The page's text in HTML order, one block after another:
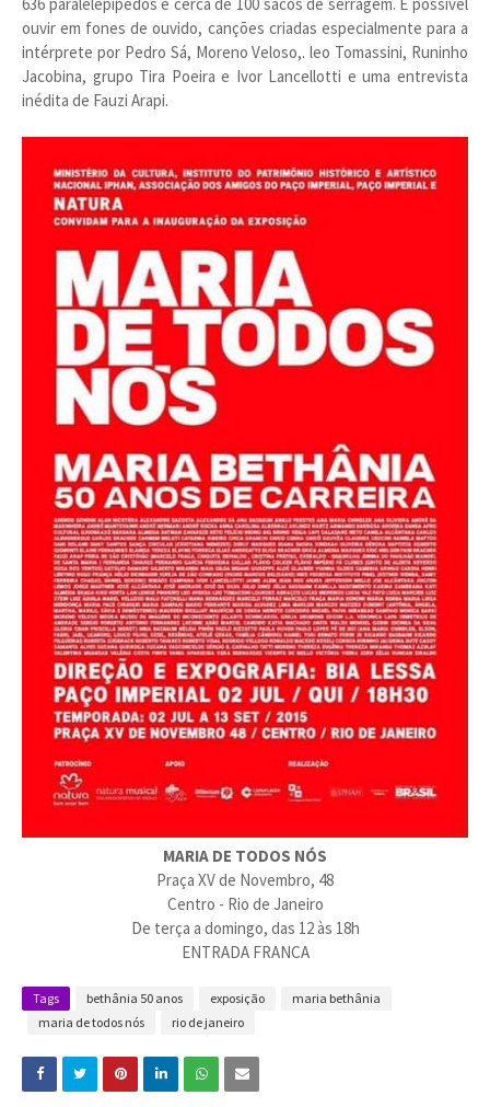
ouvir em fones de ouvido, canções criadas especialmente para a
intérprete por Pedro Sá, Moreno Veloso,. leo Tomassini, Runinho
Jacobina, grupo Tira Poeira e Ivor Lancellotti e uma entrevista
inédita de Fauzi Arapi.
MARIA DE TODOS NÓS
Praça XV de Novembro, 48
Centro - Rio de Janeiro
De terça a domingo, das 12 às 18h
ENTRADA FRANCA
Tags bethânia 50 anos exposição
maria bethânia
maria de todos nós
rio de janeiro